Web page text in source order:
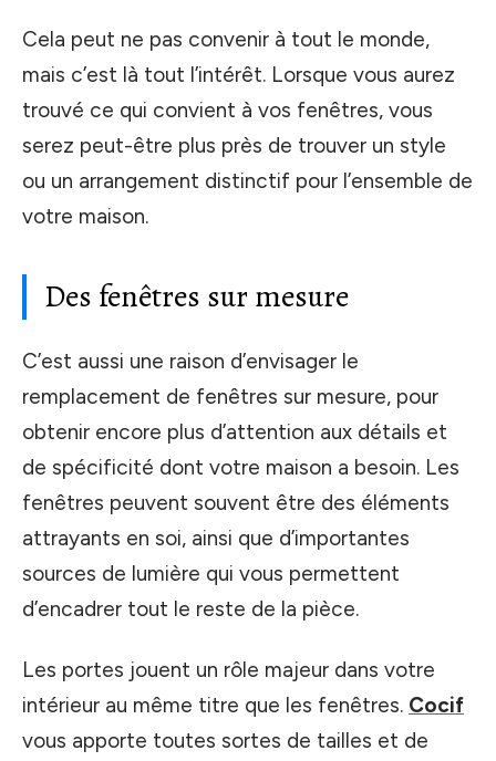
Cela peut ne pas convenir à tout le monde,
mais c’est là tout l’intérêt. Lorsque vous aurez
trouvé ce qui convient à vos fenêtres, vous
serez peut-être plus près de trouver un style
ou un arrangement distinctif pour l’ensemble de
votre maison.
Des fenêtres sur mesure
C’est aussi une raison d’envisager le
remplacement de fenêtres sur mesure, pour
obtenir encore plus d’attention aux détails et
de spécificité dont votre maison a besoin. Les
fenêtres peuvent souvent être des éléments
attrayants en soi, ainsi que d’importantes
sources de lumière qui vous permettent
d’encadrer tout le reste de la pièce.
Les portes jouent un rôle majeur dans votre
intérieur au même titre que les fenêtres. Cocif
vous apporte toutes sortes de tailles et de